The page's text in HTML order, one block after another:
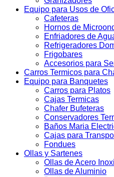
Equipo para Usos de
Cafeteras
Hornos de
Enfriadores de
Refrigeradores
Frigobares
Accesorios para
Carros Termicos para
Equipo para Banquetes
Carros para Platos
Cajas Termicas
Chafer Bufeteras
Conservadores
Baños Maria
Cajas para
Fondues
Ollas y Sartenes
Ollas de Acero
Ollas de Aluminio